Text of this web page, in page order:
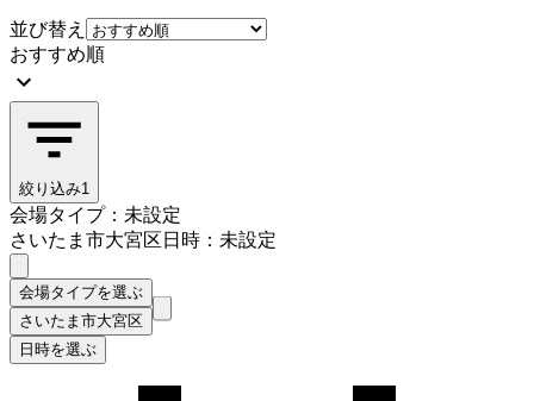
並び替え
おすすめ順
絞り込み1
会場タイプ：未設定
さいたま市大宮区日時：未設定
会場タイプを選ぶ
さいたま市大宮区
日時を選ぶ